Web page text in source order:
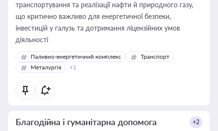
транспортування та реалізації нафти й природного газу,
що критично важливо для енергетичної безпеки,
інвестицій у галузь та дотримання ліцензійних умов
діяльності
Паливно-енергетичний комплекс
Транспорт
Металургія
+1
Благодійна і гуманітарна допомога +2